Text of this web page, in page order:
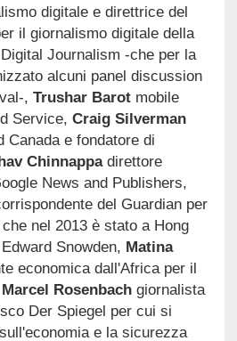
digitale e direttrice del
il giornalismo digitale della
Journalism -che per la
alcuni panel discussion
, Trushar Barot mobile
Service, Craig Silverman
Canada e fondatore di
Chinnappadirettore
News and Publishers,
del Guardian per
nel 2013 è stato a Hong
Snowden, Matina
economica dall'Africa per il
Marcel Rosenbach giornalista
Der Spiegel per cui si
e la sicurezza